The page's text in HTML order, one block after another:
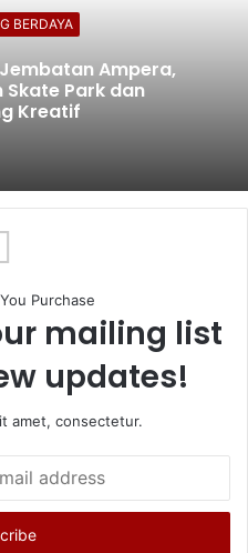
BERDAYA
Ampera,
Skate Park dan
Kreatif
Purchase
mailing list
updates!
amet, consectetur.